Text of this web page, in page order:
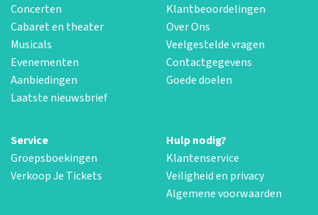
Concerten
Cabaret en theater
Musicals
Evenementen
Aanbiedingen
Laatste nieuwsbrief
Klantbeoordelingen
Over Ons
Veelgestelde vragen
Contactgegevens
Goede doelen
Service
Groepsboekingen
Verkoop Je Tickets
Hulp nodig?
Klantenservice
Veiligheid en privacy
Algemene voorwaarden